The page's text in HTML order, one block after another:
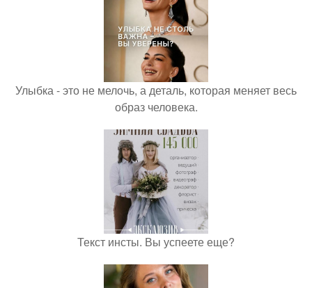
Улыбка - это не мелочь, а деталь, которая меняет весь
образ человека.
Текст инсты. Вы успеете еще?